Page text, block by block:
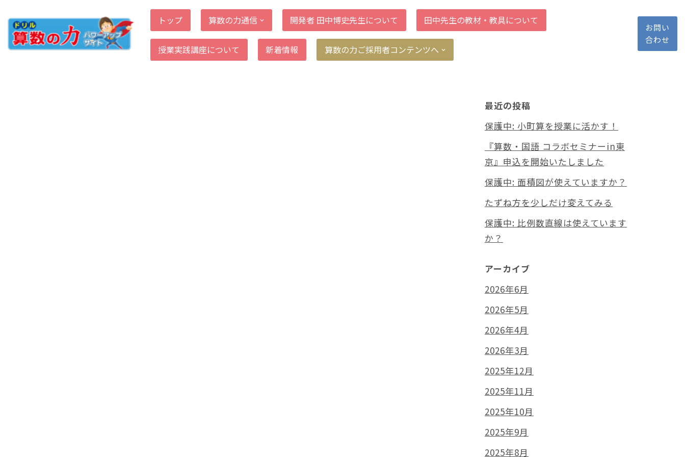
コ
ン
トップ 算数の力通信 開発者 田中博史先生について 田中先生の教材・教具について
授業実践講座について 新着情報 算数の力ご採用者コンテンツへ
お問い
合わせ
最近の投稿
保護中: 小町算を授業に活かす！
『算数・国語 コラボセミナーin東
京』申込を開始いたしました
保護中: 面積図が使えていますか？
たずね方を少しだけ変えてみる
保護中: 比例数直線は使えています
か？
アーカイブ
2026年6月
2026年5月
2026年4月
2026年3月
2025年12月
2025年11月
2025年10月
2025年9月
2025年8月